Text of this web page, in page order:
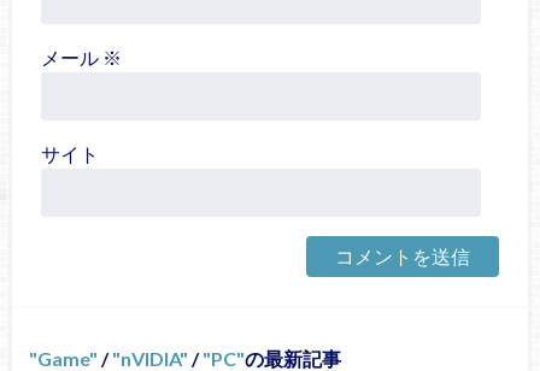
メール ※
サイト
Game / nVIDIA / PC の最新記事